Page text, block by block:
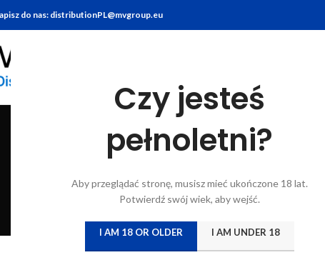
Czy jesteś
pełnoletni?
Aby przeglądać stronę, musisz mieć ukończone 18 lat.
Potwierdź swój wiek, aby wejść.
I AM 18 OR OLDER I AM UNDER 18
do nas: distributionPL@mvgroup.eu
7 Products10 Products22 Products7 Products5 Products